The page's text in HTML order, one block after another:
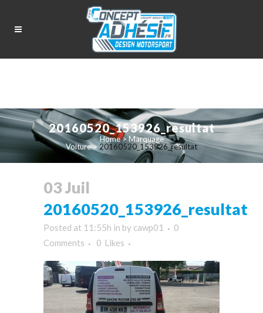
20160520_153926_resultat
Home>Marquage
Voiture> 20160520_153926_resultat
03 Juil
20160520_153926_resultat
Posted at 11:55h in by cawp01
0
Comments
0 Likes